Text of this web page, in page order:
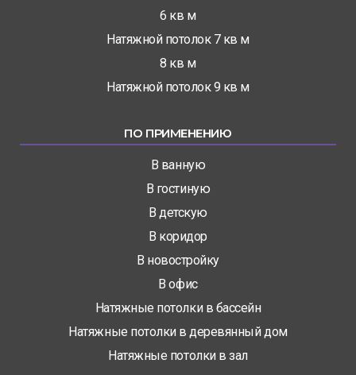
6 кв м
Натяжной потолок 7 кв м
8 кв м
Натяжной потолок 9 кв м
ПО ПРИМЕНЕНИЮ
В ванную
В гостиную
В детскую
В коридор
В новостройку
В офис
Натяжные потолки в бассейн
Натяжные потолки в деревянный дом
Натяжные потолки в зал